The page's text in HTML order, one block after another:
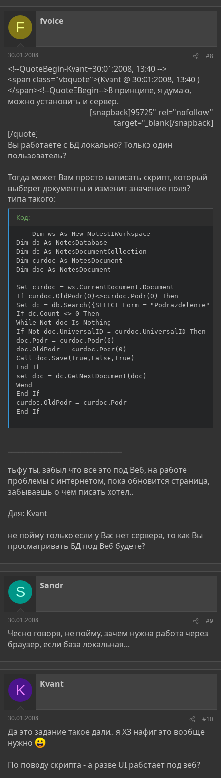
F fvoice
30.01.2008 #8
<!--QuoteBegin-Kvant+30:01:2008, 13:40 -->
<span class="vbquote">(Kvant @ 30:01:2008, 13:40 )
</span><!--QuoteEBegin-->В принципе, я думаю,
можно установить и сервер.
[snapback]95725" rel="nofollow"
target="_blank[/snapback]​
[/quote]
Вы работаете с БД локально? Только один
пользователь?
Тогда может Вам просто написать скрипт, который
выберет документы и изменит значение поля?
типа такого:
Код:
Dim db As NotesDatabase
Dim dc As NotesDocumentCollection
Dim curdoc As NotesDocument
Dim doc As NotesDocument
Set curdoc = ws.CurrentDocument.Document
If curdoc.OldPodr(0)<>curdoc.Podr(0) Then
Set dc = db.Search({SELECT Form =
If dc.Count <> 0 Then
While Not doc Is Nothing
If Not doc.UniversalID = curdoc.UniversalID Then
doc.Podr = curdoc.Podr(0)
doc.OldPodr = curdoc.Podr(0)
Call doc.Save(True,False,True)
End If
set doc = dc.GetNextDocument(doc)
Wend
End If
curdoc.OldPodr = curdoc.Podr
End If
тьфу ты, забыл что все это под Веб, на работе
проблемы с интернетом, пока обновится страница,
забываешь о чем писать хотел..
Для: Kvant
не пойму только если у Вас нет сервера, то как Вы
просматривать БД под Веб будете?
S Sandr
30.01.2008 #9
Чесно говоря, не пойму, зачем нужна работа через
браузер, если база локальная...
K Kvant
30.01.2008 #10
Да это задание такое дали.. я ХЗ нафиг это вообще
нужно
По поводу скрипта - а разве UI работает под веб?